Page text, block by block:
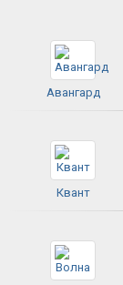
Авангард
Квант